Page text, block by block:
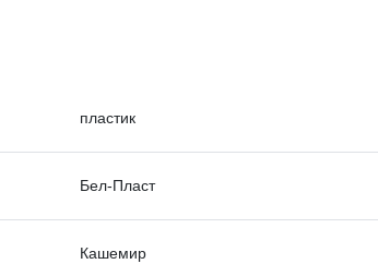
пластик
Бел-Пласт
Кашемир